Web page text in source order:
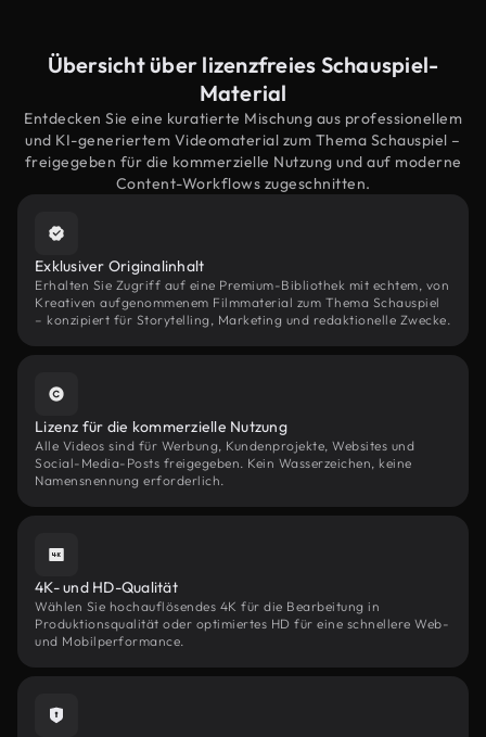
Übersicht über lizenzfreies Schauspiel-
Material
Entdecken Sie eine kuratierte Mischung aus professionellem
und KI-generiertem Videomaterial zum Thema Schauspiel –
freigegeben für die kommerzielle Nutzung und auf moderne
Content-Workflows zugeschnitten.
Exklusiver Originalinhalt
Erhalten Sie Zugriff auf eine Premium-Bibliothek mit echtem, von
Kreativen aufgenommenem Filmmaterial zum Thema Schauspiel
– konzipiert für Storytelling, Marketing und redaktionelle Zwecke.
Lizenz für die kommerzielle Nutzung
Alle Videos sind für Werbung, Kundenprojekte, Websites und
Social-Media-Posts freigegeben. Kein Wasserzeichen, keine
Namensnennung erforderlich.
4K- und HD-Qualität
Wählen Sie hochauflösendes 4K für die Bearbeitung in
Produktionsqualität oder optimiertes HD für eine schnellere Web-
und Mobilperformance.